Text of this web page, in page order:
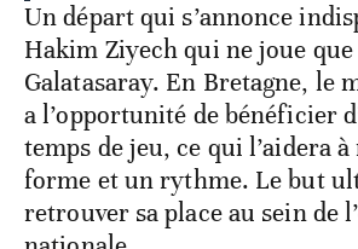
Un départ qui s’annonce
Hakim Ziyech qui ne joue
Galatasaray. En Bretagne, le
a l’opportunité de bénéficier
temps de jeu, ce qui l’aidera
forme et un rythme. Le but
retrouver sa place au sein de